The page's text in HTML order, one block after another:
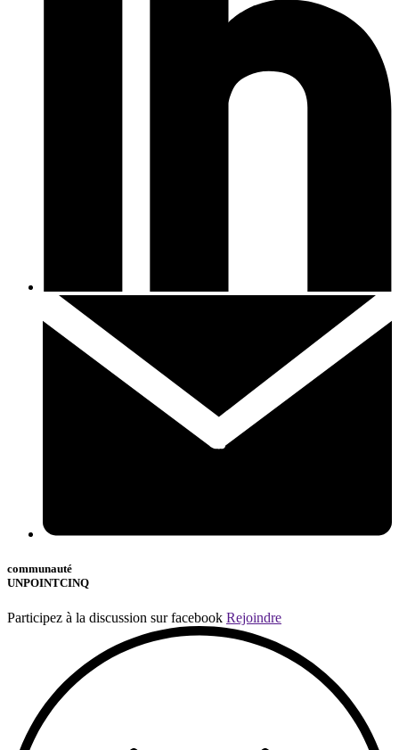
communauté
UNPOINTCINQ
Participez à la discussion sur facebook Rejoindre